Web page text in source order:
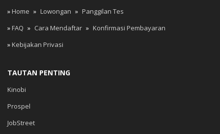
»Home » Lowongan » Panggilan Tes
»FAQ » Cara Mendaftar » Konfirmasi Pembayaran
»Kebijakan Privasi
TAUTAN PENTING
Kinobi
Prospel
JobStreet